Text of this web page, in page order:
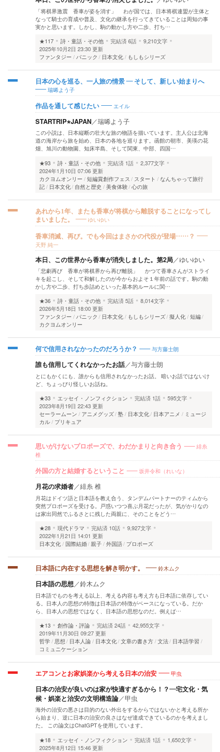
「将棋界激震 香車が姿を消す」 わが国では、日本将棋連盟が主体と
なって騎士の育成や普及、文化の継承を行ってきていることは周知の事
実かと思います。しかし、駒の動かし方や二歩、打ち…
★117
詩・童話・その他 完結済6話
9,210文字
2025年10月2日 23:30 更新
ファンタジー
パニック 日本文化 もしもシリーズ
日本の心を巡る、一人旅の情景 ― そして、新しい始まりへ
瑞唏よう子
作品を通して感じたい エイル
STARTRIP⭐︎JAPAN／瑞唏よう子
この小説は、日本縦断の壮大な旅の物語を描いています。主人公は北海
道の海岸から旅を始め、日本の各地を巡ります。函館の朝市、美瑛の花
畑、旭川の動物園、知床半島、そして関東、中部、四国…
★93
詩・童話・その他 完結済 1話
2,377文字
2024年1月10日 07:06 更新
カクヨムオンリー
短編賞創作フェス スタート
なんちゃって旅行
記
日本文化 自然と歴史 美食体験 心の旅
あれから1年、またも香車が将棋から離脱することになってし
まいました。
ゆいゆい
香車消滅、再び。でも今回はまさかの代役が登場……？
天野 純一
本日、この世界から香車が消失しました。第2局／ゆいゆい
「悲劇再び 香車が将棋界から再び離脱」 かつて香車さんがストライ
キを起こし、そして和解したのが今からおよそ１年前の話です。駒の動
かし方や二歩、打ち歩詰めといった基本的ルールに関…
★36
詩・童話・その他 完結済5話
8,014文字
2026年5月18日 18:00 更新
ファンタジー
パニック 日本文化 もしもシリーズ 擬人化 短編
カクヨムオンリー
何で信用されなかったのだろうか？ 与方藤士朗
誰も信用してくれなかったお話／与方藤士朗
とにもかくにも、誰からも信用されなかったお話。 暗いお話ではないけ
ど、ちょっぴり怪しいお話ね。
★33
エッセイ・ノンフィクション 完結済 1話
595文字
2023年8月19日 22:43 更新
セーラームーン
アニメグッズ 塾 日本文化 日本アニメ
ミュージ
カル
プリキュア
思いがけないプロポーズで、わだかまりと向き合う
緋糸
椎
外国の方と結婚するということ 坂井令和（れいな）
月花の求婚者／緋糸 椎
月花はドイツ語と日本語を教え合う、タンデムパートナーのティムから
突然プロポーズを受ける。戸惑いつつ喜ぶ月花だったが、気がかりなの
は家出同然でふるさとに残した両親に、そのことをどう…
★28
現代ドラマ 完結済 10話
9,927文字
2022年1月21日 14:01 更新
日本文化
国際結婚 親子 外国語 プロポーズ
日本語に内在する思想を解き明かす。 鈴木ムク
日本語の思想／鈴木ムク
日本語でものを考える以上、考える内容も考え方も日本語に依存してい
る。日本人の思想の特徴は日本語の特徴がベースになっている。だか
ら、日本人の思想ではなく、日本語の思想なのだ。例えば…
★13
創作論・評論 完結済24話
42,955文字
2019年11月30日 09:27 更新
哲学
思想 日本人論 日本文化 文章の書き方 文法 日本語学習
コミュニケーション
エアコンとお家娯楽から考える日本の治安 甲虫
日本の治安が良いのは家が快適すぎるから！？―宅文化・気
候・娯楽と治安の文明構造論／甲虫
海外の治安の悪さは目的のない外出をするからではないかと考える所か
ら始まり、逆に日本の治安の良さはなぜ達成できているのかを考えまし
た。 この論文はChatGPTを使用しています。
★18
エッセイ・ノンフィクション 完結済 1話
1,650文字
2025年8月12日 15:46 更新